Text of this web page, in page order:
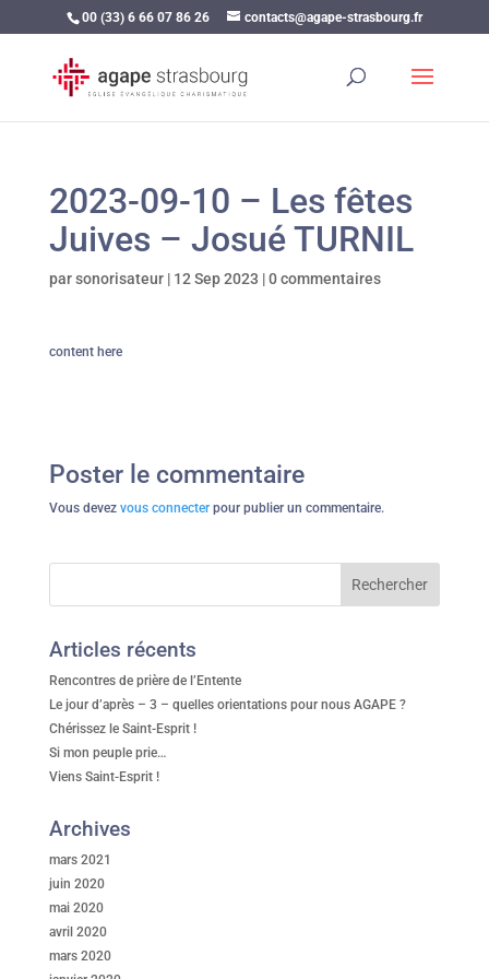
00 (33) 6 66 07 86 26 contacts@agape-strasbourg.fr
2023-09-10 – Les fêtes
Juives – Josué TURNIL
parsonorisateur| 12 Sep 2023 |0 commentaires
content here
Poster le commentaire
Vous devez vous connecterpour publier un commentaire.
Articles récents
Rencontres de prière de l’Entente
Le jour d’après – 3 – quelles orientations pour nous AGAPE ?
Chérissez le Saint-Esprit !
Si mon peuple prie…
Viens Saint-Esprit !
Archives
mars 2021
juin 2020
mai 2020
avril 2020
mars 2020